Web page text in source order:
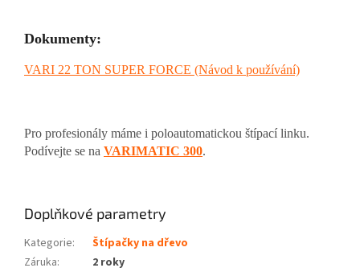
Dokumenty:
VARI 22 TON SUPER FORCE (Návod k používání)
Pro profesionály máme i poloautomatickou štípací linku.
Podívejte se na VARIMATIC 300.
Doplňkové parametry
Kategorie:
Štípačky na dřevo
Záruka:
2 roky